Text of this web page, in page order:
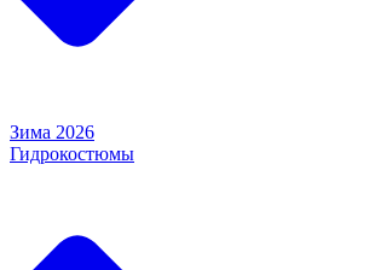
Зима 2026
Гидрокостюмы